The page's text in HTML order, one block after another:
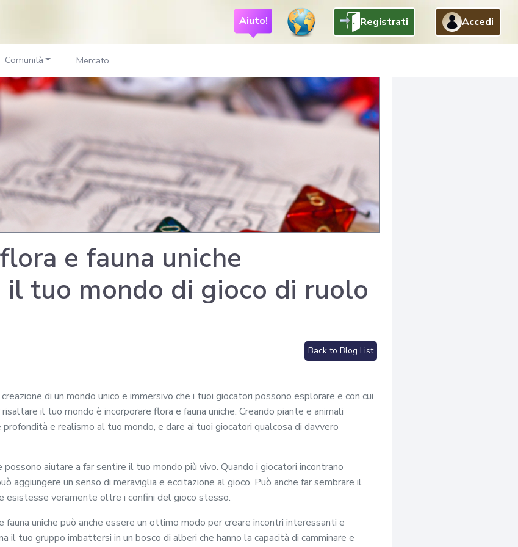
Aiuto! Registrati Accedi
Comunità Mercato
e fauna uniche
tuo mondo di gioco di ruolo
Back to Blog List
di un mondo unico e immersivo che i tuoi giocatori possono esplorare e con cui
il tuo mondo è incorporare flora e fauna uniche. Creando piante e animali
e realismo al tuo mondo, e dare ai tuoi giocatori qualcosa di davvero
aiutare a far sentire il tuo mondo più vivo. Quando i giocatori incontrano
aggiungere un senso di meraviglia e eccitazione al gioco. Può anche far sembrare il
esistesse veramente oltre i confini del gioco stesso.
fauna uniche può anche essere un ottimo modo per creare incontri interessanti e
il tuo gruppo imbattersi in un bosco di alberi che hanno la capacità di camminare e